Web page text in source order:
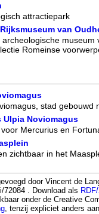
attractiepark
van
archeologische museum
Romeinse
stad gebouwd
Ulpia Noviomagus
voor Mercurius en
zichtbaar in het
door Vincent de
72084 . Download als
onder de Creative
, tenzij expliciet anders